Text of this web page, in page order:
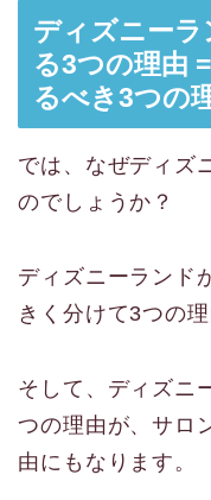
ディズニー
る3つの理由
るべき3つの
では、なぜディズ
のでしょうか？
ディズニーランド
きく分けて3つの
そして、ディズニ
つの理由が、サロ
由にもなります。